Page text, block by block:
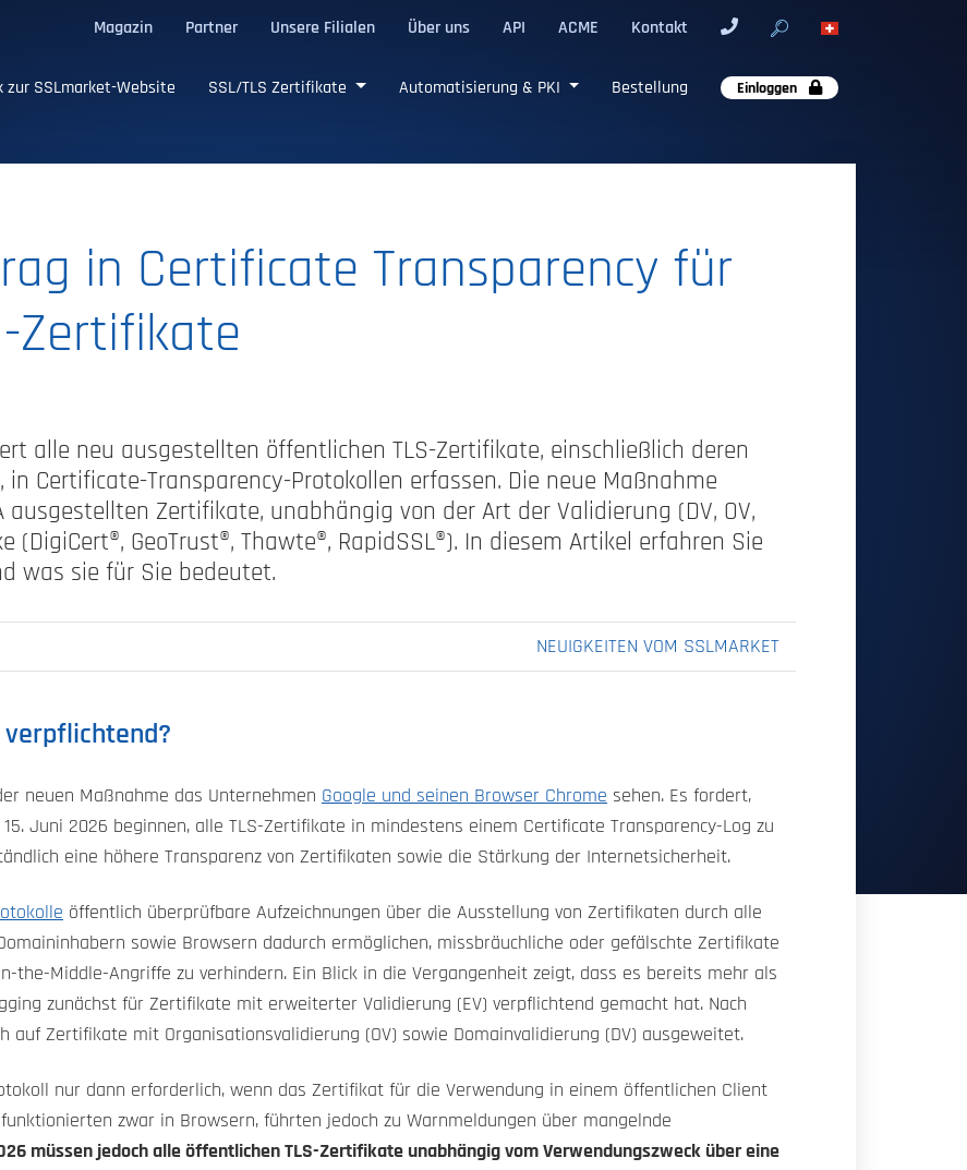
Magazin Partner Unsere Filialen Über uns API ACME Kontakt
SSL/TLS-Zertifikate
zur SSLmarket-Website SSL/TLS Zertifikate Automatisierung & PKI Bestellung Einloggen
in Certificate Transparency für
Zertifikate
alle neu ausgestellten öffentlichen TLS-Zertifikate, einschließlich deren
Certificate-Transparency-Protokollen erfassen. Die neue Maßnahme
Zertifikate, unabhängig von der Art der Validierung (DV, OV,
(DigiCert®, GeoTrust®, Thawte®, RapidSSL®). In diesem Artikel erfahren Sie
was sie für Sie bedeutet.
NEUIGKEITEN VOM SSLMARKET
neuen Maßnahme das Unternehmen Google und seinen Browser Chrome sehen. Es fordert,
Juni 2026 beginnen, alle TLS-Zertifikate in mindestens einem Certificate Transparency-Log zu
eine höhere Transparenz von Zertifikaten sowie die Stärkung der Internetsicherheit.
öffentlich überprüfbare Aufzeichnungen über die Ausstellung von Zertifikaten durch alle
sowie Browsern dadurch ermöglichen, missbräuchliche oder gefälschte Zertifikate
the-Middle-Angriffe zu verhindern. Ein Blick in die Vergangenheit zeigt, dass es bereits mehr als
zunächst für Zertifikate mit erweiterter Validierung (EV) verpflichtend gemacht hat. Nach
auf Zertifikate mit Organisationsvalidierung (OV) sowie Domainvalidierung (DV) ausgeweitet.
nur dann erforderlich, wenn das Zertifikat für die Verwendung in einem öffentlichen Client
zwar in Browsern, führten jedoch zu Warnmeldungen über mangelnde
müssen jedoch alle öffentlichen TLS-Zertifikate unabhängig vom Verwendungszweck über eine